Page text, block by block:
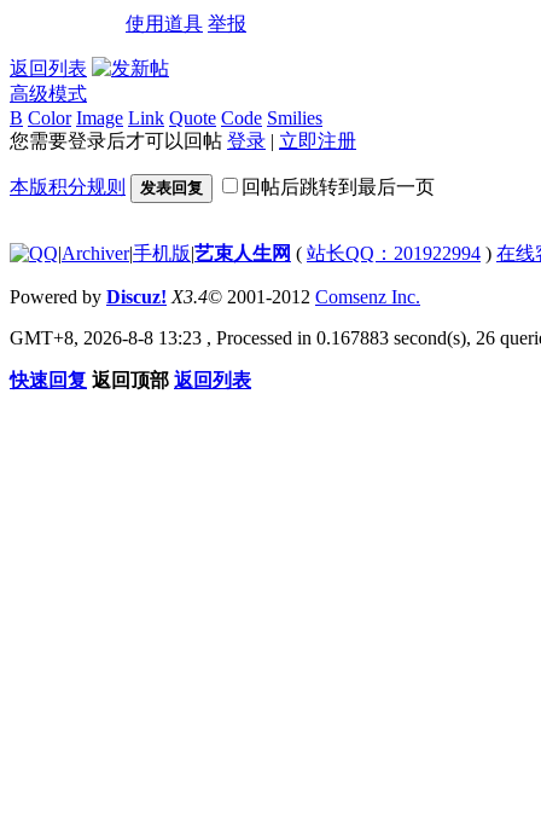
使用道具 举报
返回列表
高级模式
B Color Image Link Quote Code Smilies
您需要登录后才可以回帖 登录 | 立即注册
本版积分规则 发表回复 回帖后跳转到最后一页
|Archiver|手机版|艺束人生网 ( 站长QQ：201922994 ) 在线
Powered by Discuz! X3.4© 2001-2012 Comsenz Inc.
GMT+8, 2026-8-8 13:23 , Processed in 0.167883 second(s), 26
快速回复 返回顶部 返回列表